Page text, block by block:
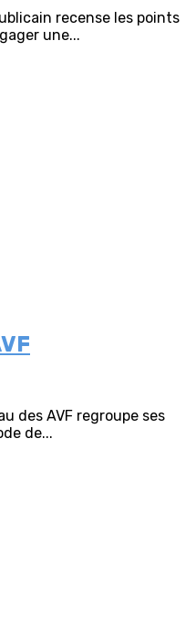
recense les points
une...
des AVF regroupe ses
de...